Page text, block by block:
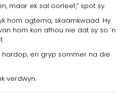
maar ek sal oor­leef,” spot sy.
hom agterna, skaamkwaad. Hy
hom kon afhou nie dat sy so ’n
hardop, en gryp sommer na die
verdwyn.